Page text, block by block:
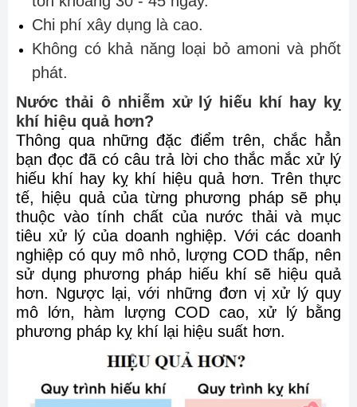
Chi phí xây dụng là cao.
Không có khả năng loại bỏ amoni và phốt
phát.
Nước thải ô nhiễm xử lý hiếu khí hay kỵ
khí hiệu quả hơn?
Thông qua những đặc điểm trên, chắc hẳn
bạn đọc đã có câu trả lời cho thắc mắc xử lý
hiếu khí hay kỵ khí hiệu quả hơn. Trên thực
tế, hiệu quả của từng phương pháp sẽ phụ
thuộc vào tính chất của nước thải và mục
tiêu xử lý của doanh nghiệp. Với các doanh
nghiệp có quy mô nhỏ, lượng COD thấp, nên
sử dụng phương pháp hiếu khí sẽ hiệu quả
hơn. Ngược lại, với những đơn vị xử lý quy
mô lớn, hàm lượng COD cao, xử lý bằng
phương pháp kỵ khí lại hiệu suất hơn.